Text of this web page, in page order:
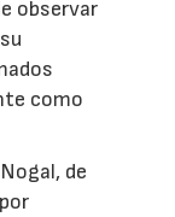
observar
como
de